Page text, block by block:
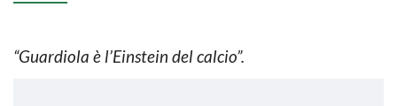
“Guardiola è l’Einstein del calcio”.